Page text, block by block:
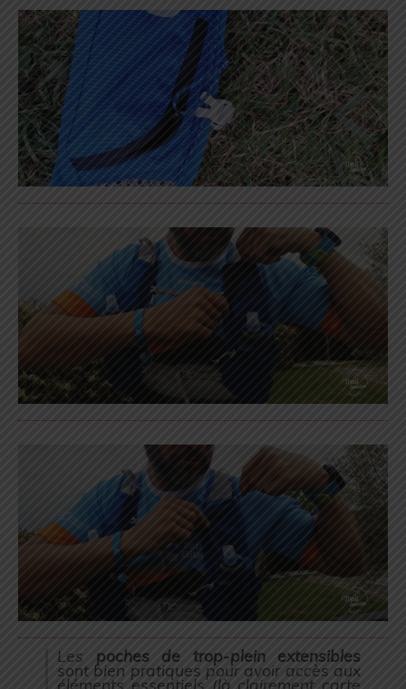
Les poches de trop-plein extensibles
sont bien pratiques pour avoir accès aux
éléments essentiels (là clairement carte